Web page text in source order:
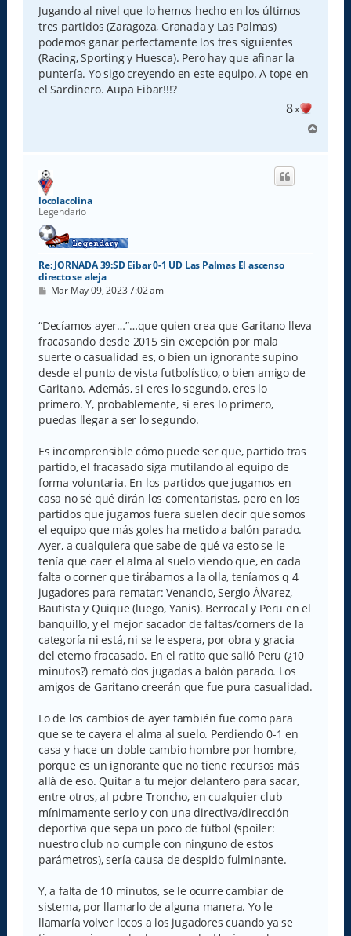
s
a
j
e
Jugando al nivel que lo hemos hecho en los últimos
tres partidos (Zaragoza, Granada y Las Palmas)
podemos ganar perfectamente los tres siguientes
(Racing, Sporting y Huesca). Pero hay que afinar la
puntería. Yo sigo creyendo en este equipo. A tope en
el Sardinero. Aupa Eibar!!!?
8x
r
locolacolina
Legendario
Re: JORNADA 39:SD Eibar 0-1 UD Las Palmas El ascenso
directo se aleja
M
s
a
j
e
Mar May 09, 2023 7:02 am
“Decíamos ayer…”…que quien crea que Garitano lleva
fracasando desde 2015 sin excepción por mala
suerte o casualidad es, o bien un ignorante supino
desde el punto de vista futbolístico, o bien amigo de
Garitano. Además, si eres lo segundo, eres lo
primero. Y, probablemente, si eres lo primero,
puedas llegar a ser lo segundo.
Es incomprensible cómo puede ser que, partido tras
partido, el fracasado siga mutilando al equipo de
forma voluntaria. En los partidos que jugamos en
casa no sé qué dirán los comentaristas, pero en los
partidos que jugamos fuera suelen decir que somos
el equipo que más goles ha metido a balón parado.
Ayer, a cualquiera que sabe de qué va esto se le
tenía que caer el alma al suelo viendo que, en cada
falta o corner que tirábamos a la olla, teníamos q 4
jugadores para rematar: Venancio, Sergio Álvarez,
Bautista y Quique (luego, Yanis). Berrocal y Peru en el
banquillo, y el mejor sacador de faltas/corners de la
categoría ni está, ni se le espera, por obra y gracia
del eterno fracasado. En el ratito que salió Peru (¿10
minutos?) remató dos jugadas a balón parado. Los
amigos de Garitano creerán que fue pura casualidad.
Lo de los cambios de ayer también fue como para
que se te cayera el alma al suelo. Perdiendo 0-1 en
casa y hace un doble cambio hombre por hombre,
porque es un ignorante que no tiene recursos más
allá de eso. Quitar a tu mejor delantero para sacar,
entre otros, al pobre Troncho, en cualquier club
mínimamente serio y con una directiva/dirección
deportiva que sepa un poco de fútbol (spoiler:
nuestro club no cumple con ninguno de estos
parámetros), sería causa de despido fulminante.
Y, a falta de 10 minutos, se le ocurre cambiar de
sistema, por llamarlo de alguna manera. Yo le
llamaría volver locos a los jugadores cuando ya se